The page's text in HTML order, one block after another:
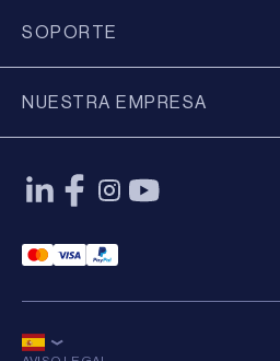
SOPORTE
NUESTRA EMPRESA
Mastercard Payment
Visa Payment
Paypal Payment